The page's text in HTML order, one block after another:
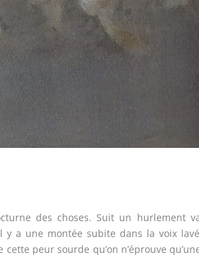
des choses. Suit un hurlement
y a une montée subite dans la voix
peur sourde qu’on n’éprouve